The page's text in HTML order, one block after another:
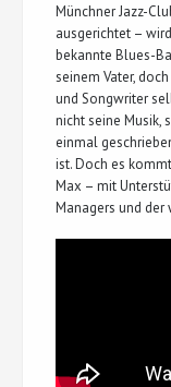
Münchner Jazz-
ausgerichtet –
bekannte Blues-
seinem Vater,
und Songwriter
nicht seine Musik,
einmal
ist. Doch es
Max – mit
Managers und der